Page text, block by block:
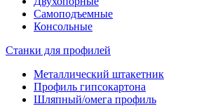
Самоподъемные
Консольные
Станки для профилей
Металлический штакетник
Профиль гипсокартона
Шляпный/омега профиль